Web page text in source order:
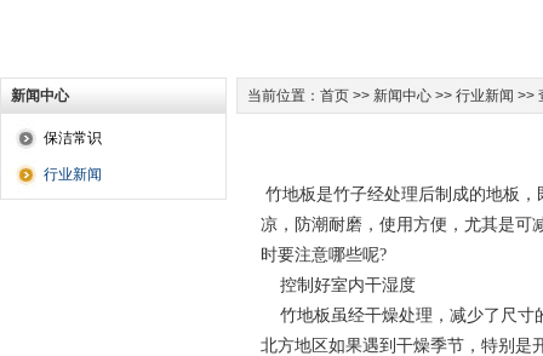
新闻中心
保洁常识
行业新闻
当前位置：首页 >> 新闻中心 >> 行业新闻 >>
竹地板是竹子经处理后制成的地板
凉，防潮耐磨，使用方便，尤其是可
时要注意哪些呢?
控制好室内干湿度
竹地板虽经干燥处理，减少了尺寸
北方地区如果遇到干燥季节，特别是